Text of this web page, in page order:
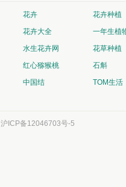
花卉 花卉种植
花卉大全 一年生植
水生花卉网 花草种植
红心猕猴桃 石斛
中国结 TOM生活
沪ICP备12046703号-5